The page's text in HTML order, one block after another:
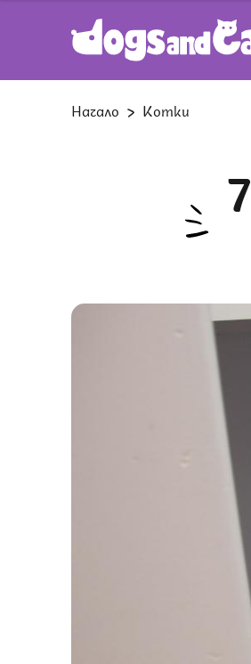
Начало Котки
7 възможни причини, поради които